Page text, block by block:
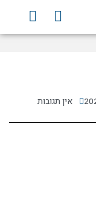
F
a
c
o
Y
o
u
אין תגובות